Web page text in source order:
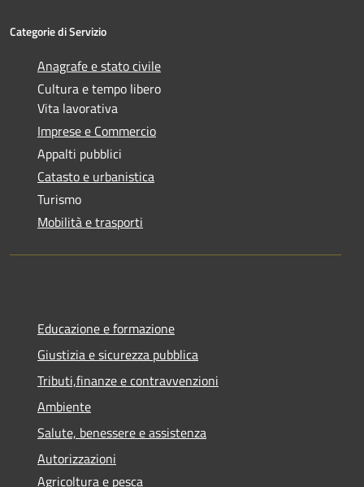
Categorie di Servizio
Anagrafe e stato civile
Cultura e tempo libero
Vita lavorativa
Imprese e Commercio
Appalti pubblici
Catasto e urbanistica
Turismo
Mobilità e trasporti
Educazione e formazione
Giustizia e sicurezza pubblica
Tributi,finanze e contravvenzioni
Ambiente
Salute, benessere e assistenza
Autorizzazioni
Agricoltura e pesca